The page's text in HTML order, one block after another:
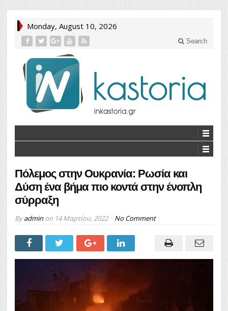
Monday, August 10, 2026
Search
Πόλεμος στην Ουκρανία: Ρωσία και
Δύση ένα βήμα πιο κοντά στην ένοπλη
σύρραξη
Byadminon 14 Μαρτίου, 2022 No Comment